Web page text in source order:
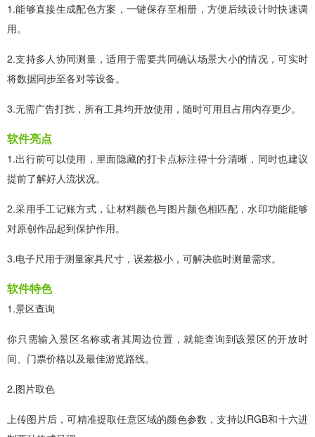
1.能够直接生成配色方案，一键保存至相册，方便后续设计时快速调
用。
2.支持多人协同测量，适用于需要共同确认场景大小的情况，可实时
将数据同步至各对等设备。
3.无需广告打扰，所有工具均开放使用，随时可用且占用内存更少。
软件亮点
1.出行前可以使用，里面隐藏的打卡点标注得十分清晰，同时也建议
提前了解好人流状况。
2.采用手工记账方式，让材料颜色与图片颜色相匹配，水印功能能够
对原创作品起到保护作用。
3.电子尺用于测量家具尺寸，误差极小，可解决临时测量需求。
软件特色
1.景区查询
你只需输入景区名称或者其周边位置，就能查询到该景区的开放时
间、门票价格以及最佳游览路线。
2.图片取色
上传图片后，可精准提取任意区域的颜色参数，支持以RGB和十六进